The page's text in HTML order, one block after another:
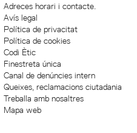
Adreces horari i contacte.
Avís legal
Política de privacitat
Política de cookies
Codi Ètic
Finestreta única
Canal de denúncies intern
Queixes, reclamacions ciutadania
Treballa amb nosaltres
Mapa web